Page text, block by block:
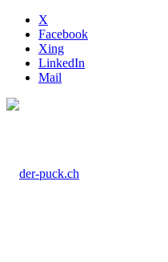
X
Facebook
Xing
LinkedIn
Mail